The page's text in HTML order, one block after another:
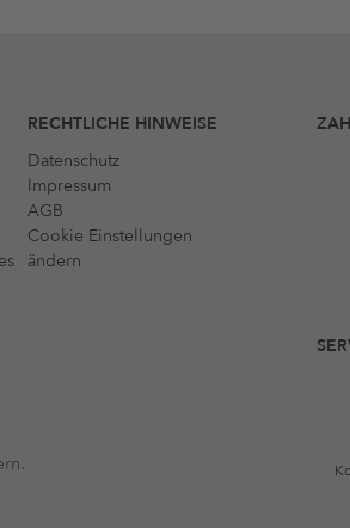
RECHTLICHE HINWEISE
Datenschutz
Impressum
AGB
Cookie Einstellungen
ändern